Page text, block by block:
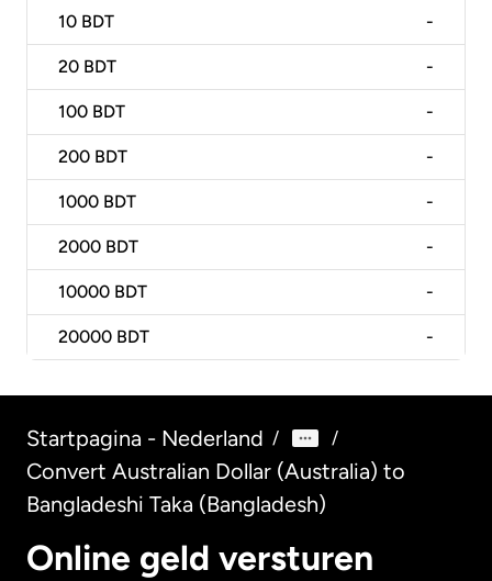
10 BDT -
20 BDT -
100 BDT -
200 BDT -
1000 BDT -
2000 BDT -
10000 BDT -
20000 BDT -
Startpagina - Nederland / /
Convert Australian Dollar (Australia) to
Bangladeshi Taka (Bangladesh)
Online geld versturen